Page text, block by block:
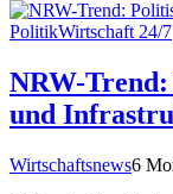
PolitikWirtschaft 24/7
NRW-
und
Wirtschaftsnews6